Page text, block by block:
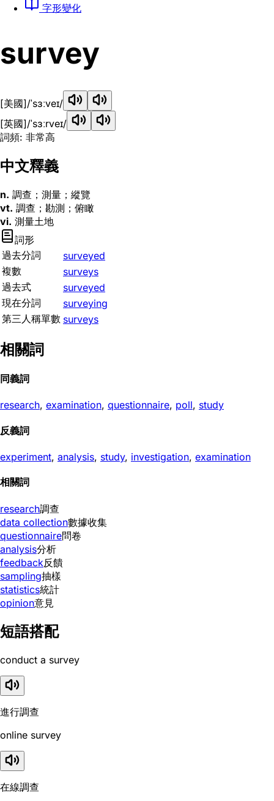
字形變化
survey
[美國]/ˈsɜːveɪ/
[英國]/ˈsɜːrveɪ/
詞頻: 非常高
中文釋義
n. 調查；測量；縱覽
vt. 調查；勘測；俯瞰
vi. 測量土地
詞形
過去分詞
surveyed
複數
surveys
過去式
surveyed
現在分詞
surveying
第三人稱單數 surveys
相關詞
同義詞
research, examination, questionnaire, poll, study
反義詞
experiment, analysis, study, investigation, examination
相關詞
research調查
data collection數據收集
questionnaire問卷
analysis分析
feedback反饋
sampling抽樣
statistics統計
opinion意見
短語搭配
conduct a survey
進行調查
online survey
在線調查